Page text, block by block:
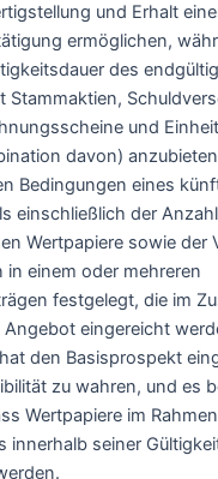
und Erhalt
ermöglichen,
des
Stammaktien,
und
davon)
Bedingungen eines
einschließlich der
Wertpapiere sowie der
in einem oder mehreren
festgelegt, die im
eingereicht
den Basisprospekt
zu wahren, und es
Wertpapiere im
innerhalb seiner